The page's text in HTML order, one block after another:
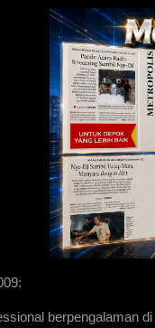
berpengalaman